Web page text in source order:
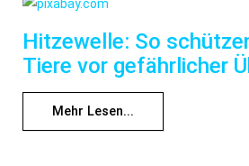
Hitzewelle: So
Tiere vor gefährlicher
Mehr Lesen...